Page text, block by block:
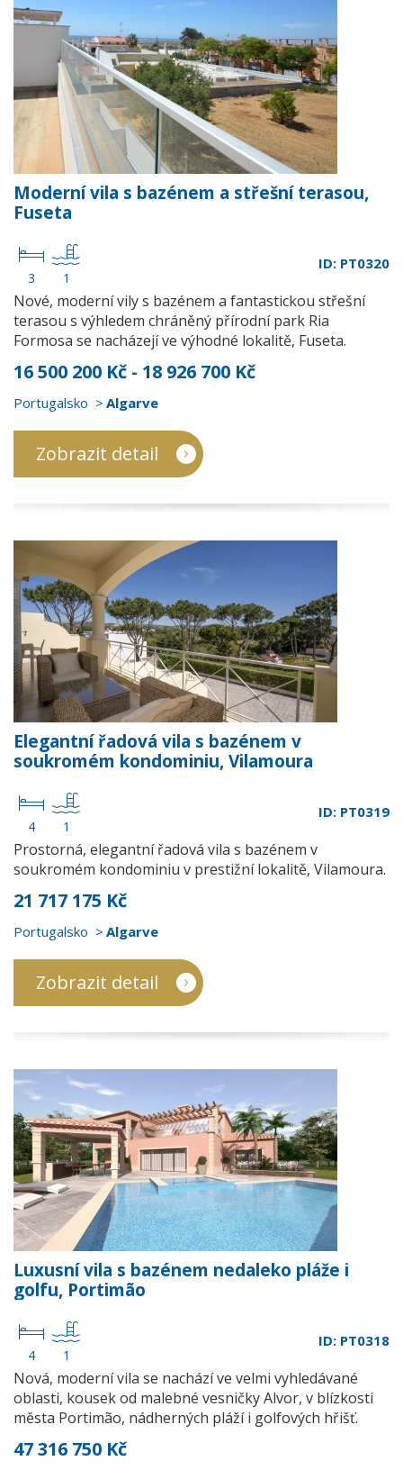
Moderní vila s bazénem a střešní terasou,
Fuseta
3 1
ID: PT0320
Nové, moderní vily s bazénem a fantastickou střešní
terasou s výhledem chráněný přírodní park Ria
Formosa se nacházejí ve výhodné lokalitě, Fuseta.
16 500 200 Kč - 18 926 700 Kč
Portugalsko Algarve
Zobrazit detail
Elegantní řadová vila s bazénem v
soukromém kondominiu, Vilamoura
4 1
ID: PT0319
Prostorná, elegantní řadová vila s bazénem v
soukromém kondominiu v prestižní lokalitě, Vilamoura.
21 717 175 Kč
Portugalsko Algarve
Zobrazit detail
Luxusní vila s bazénem nedaleko pláže i
golfu, Portimão
4 1
ID: PT0318
Nová, moderní vila se nachází ve velmi vyhledávané
oblasti, kousek od malebné vesničky Alvor, v blízkosti
města Portimão, nádherných pláží i golfových hřišť.
47 316 750 Kč